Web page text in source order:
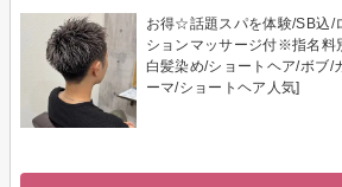
お得☆話題スパを体験/SB込/
ションマッサージ付※指名料
白髪染め/ショートヘア/ボブ/
ーマ/ショートヘア人気]